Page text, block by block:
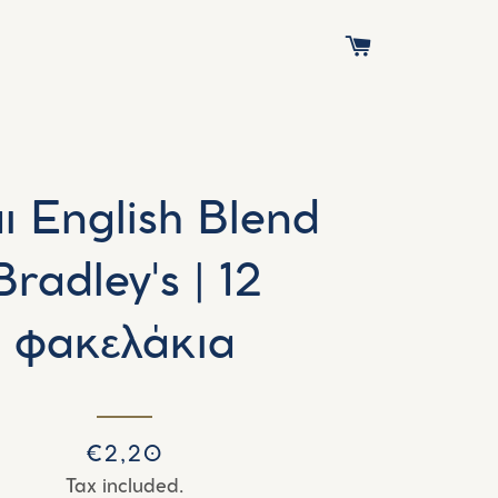
English Blend
| 12
φακελάκια
Regular
price
Sale
price
€2,20
Tax included.